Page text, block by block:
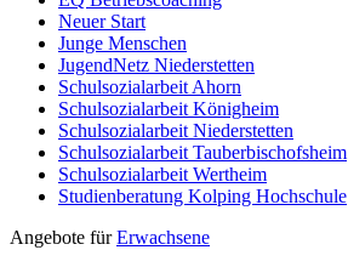
Neuer Start
Junge Menschen
JugendNetz Niederstetten
Schulsozialarbeit Ahorn
Schulsozialarbeit Königheim
Schulsozialarbeit Niederstetten
Schulsozialarbeit Tauberbischofsheim
Schulsozialarbeit Wertheim
Studienberatung Kolping Hochschule
Angebote fürErwachsene